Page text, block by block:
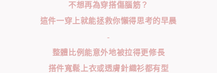
不想再為穿搭傷腦筋？
這件一穿上就能拯救你懶得思考的早晨
-
整體比例能意外地被拉得更修長
搭件寬鬆上衣或透膚針織衫都有型